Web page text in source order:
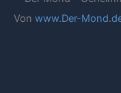
Von www.Der-